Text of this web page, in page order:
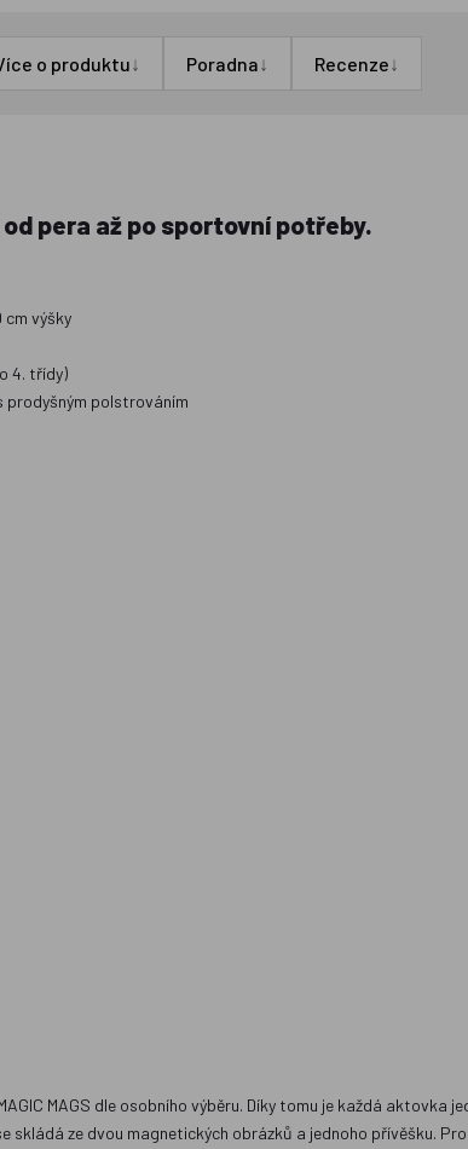
o produktu↓ Poradna↓ Recenze↓
pera až po sportovní potřeby.
výšky
4. třídy)
prodyšným polstrováním
MAGS dle osobního výběru. Díky tomu je každá aktovka
skládá ze dvou magnetických obrázků a jednoho přívěšku.